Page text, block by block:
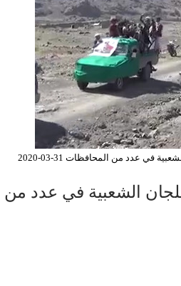
في عدد من المحافظات 31-03-2020
الشعبية في عدد